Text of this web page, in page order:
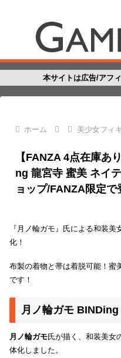
本サイトは広告/アフ
ホーム 美少女フィ
【FANZA 4点在庫あ
ng 龍宮寺 蜜美 ネイ
ョップ/FANZA限定で
『月ノ輪ガモ』氏による和装
化！
布製の着物と帯は着脱可能！蜜
です！
月ノ輪ガモ
月ノ輪ガモ氏が描く、和装美女
体化しました。